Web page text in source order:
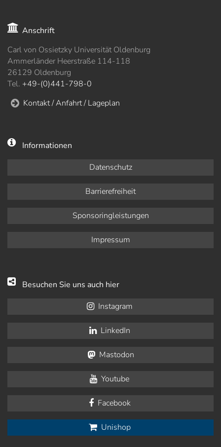
Anschrift
Carl von Ossietzky Universität Oldenburg
Ammerländer Heerstraße 114-118
26129 Oldenburg
Tel. +49-(0)441-798-0
Kontakt / Anfahrt / Lageplan
Informationen
Datenschutz
Barrierefreiheit
Sponsoringleistungen
Impressum
Besuchen Sie uns auch hier
Instagram
LinkedIn
Mastodon
Youtube
Facebook
Unishop